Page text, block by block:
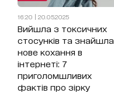
16:20 | 20.05.2025
Вийшла з токсичних
стосунків та знайшла
нове кохання в
інтернеті: 7
приголомшливих
фактів про зірку